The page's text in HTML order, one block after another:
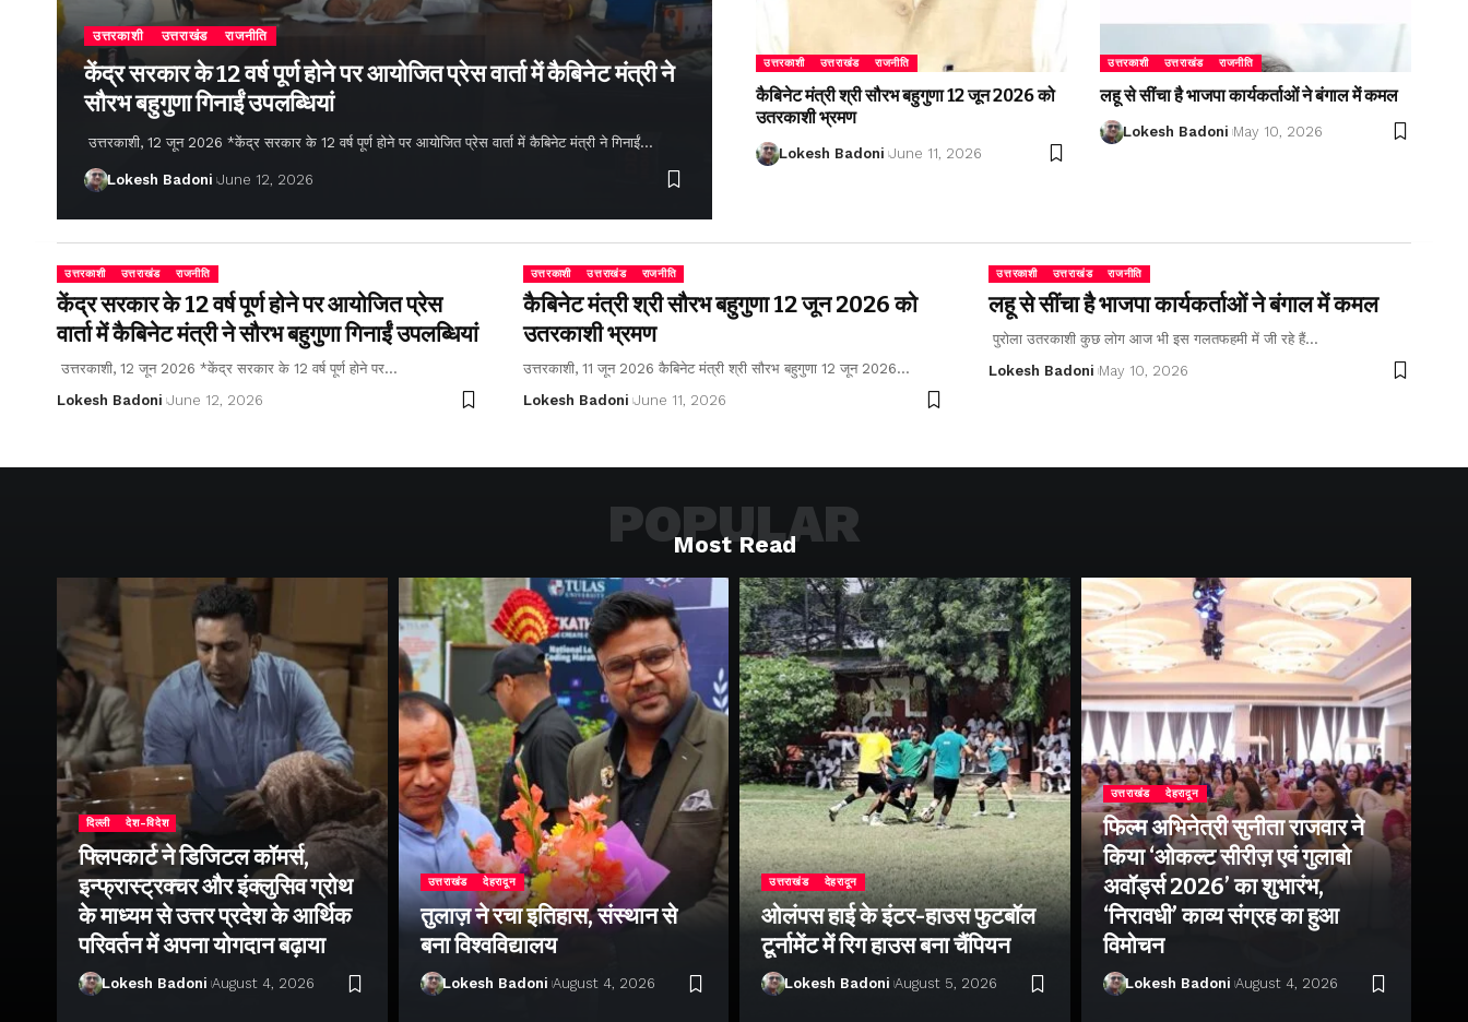
उत्तरकाशी उत्तराखंड राजनीति
केंद्र सरकार के 12 वर्ष पूर्ण होने पर आयोजित प्रेस वार्ता में कैबिनेट मंत्री ने
सौरभ बहुगुणा गिनाईं उपलब्धियां
उत्तरकाशी, 12 जून 2026 *केंद्र सरकार के 12 वर्ष पूर्ण होने पर आयोजित प्रेस वार्ता में कैबिनेट मंत्री ने गिनाईं…
Lokesh Badoni June 12, 2026
उत्तरकाशी उत्तराखंड राजनीति
कैबिनेट मंत्री श्री सौरभ बहुगुणा 12 जून 2026 को
उतरकाशी भ्रमण
Lokesh Badoni June 11, 2026
उत्तरकाशी उत्तराखंड राजनीति
लहू से सींचा है भाजपा कार्यकर्ताओं ने बंगाल में कमल
Lokesh Badoni May 10, 2026
उत्तरकाशी उत्तराखंड राजनीति
केंद्र सरकार के 12 वर्ष पूर्ण होने पर आयोजित प्रेस
वार्ता में कैबिनेट मंत्री ने सौरभ बहुगुणा गिनाईं उपलब्धियां
उत्तरकाशी, 12 जून 2026 *केंद्र सरकार के 12 वर्ष पूर्ण होने पर…
Lokesh Badoni June 12, 2026
उत्तरकाशी उत्तराखंड राजनीति
कैबिनेट मंत्री श्री सौरभ बहुगुणा 12 जून 2026 को
उतरकाशी भ्रमण
उत्तरकाशी, 11 जून 2026 कैबिनेट मंत्री श्री सौरभ बहुगुणा 12 जून 2026…
Lokesh Badoni June 11, 2026
उत्तरकाशी उत्तराखंड राजनीति
लहू से सींचा है भाजपा कार्यकर्ताओं ने बंगाल में कमल
पुरोला उतरकाशी कुछ लोग आज भी इस गलतफहमी में जी रहे हैं…
Lokesh Badoni May 10, 2026
Most Read
POPULAR
दिल्ली देश-विदेश
फ्लिपकार्ट ने डिजिटल कॉमर्स,
इन्फ्रास्ट्रक्चर और इंक्लुसिव ग्रोथ
के माध्यम से उत्तर प्रदेश के आर्थिक
परिवर्तन में अपना योगदान बढ़ाया
Lokesh Badoni August 4, 2026
उत्तराखंड देहरादून
तुलाज़ ने रचा इतिहास, संस्थान से
बना विश्वविद्यालय
Lokesh Badoni August 4, 2026
उत्तराखंड देहरादून
ओलंपस हाई के इंटर-हाउस फुटबॉल
टूर्नामेंट में रिग हाउस बना चैंपियन
Lokesh Badoni August 5, 2026
उत्तराखंड देहरादून
फिल्म अभिनेत्री सुनीता राजवार ने
किया ‘ओकल्ट सीरीज़ एवं गुलाबो
अवॉर्ड्स 2026’ का शुभारंभ,
‘निरावधी’ काव्य संग्रह का हुआ
विमोचन
Lokesh Badoni August 4, 2026